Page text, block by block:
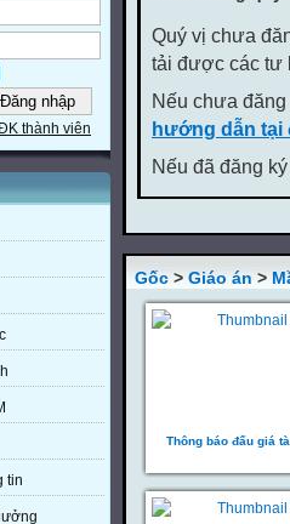
thành viên
tin
Quý vị chưa
tải được các tư
Nếu chưa
hướng dẫn tại
Nếu đã đăng
Gốc > Giáo án >
Thông báo đấu giá